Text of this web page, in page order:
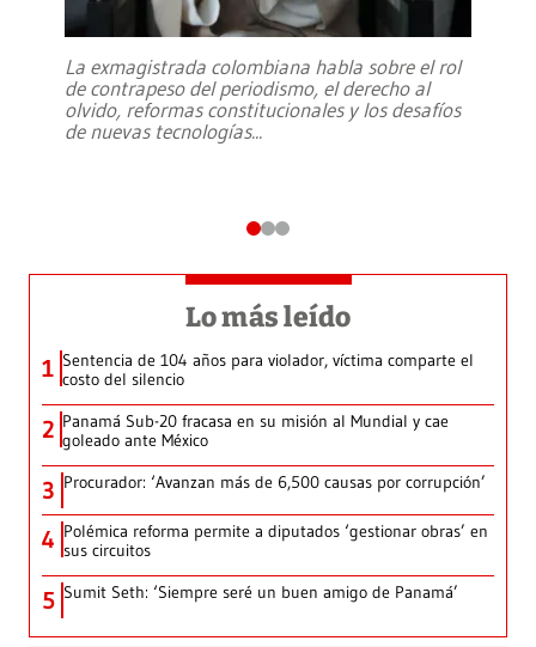
La exmagistrada colombiana habla sobre el rol
de contrapeso del periodismo, el derecho al
olvido, reformas constitucionales y los desafíos
de nuevas tecnologías...
Lo más leído
1 Sentencia de 104 años para violador, víctima comparte el
costo del silencio
2 Panamá Sub-20 fracasa en su misión al Mundial y cae
goleado ante México
3 Procurador: ‘Avanzan más de 6,500 causas por corrupción’
4 Polémica reforma permite a diputados ‘gestionar obras’ en
sus circuitos
5 Sumit Seth: ‘Siempre seré un buen amigo de Panamá’